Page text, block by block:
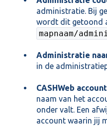
administratie. Bij
wordt dit getoond
mapnaam/
Administratie
in de
CASHWeb
naam van het
onder valt. Een
account waarin jij